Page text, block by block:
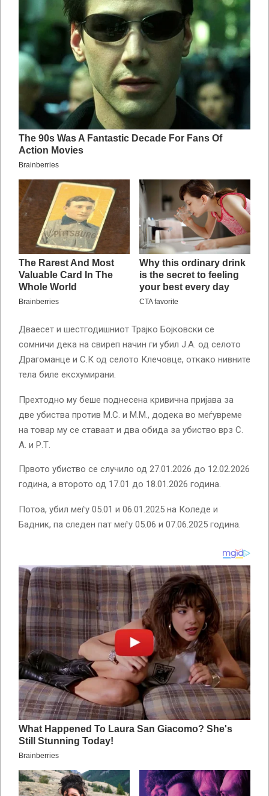
Дваесет и шестгодишниот Трајко Бојковски се
сомничи дека на свиреп начин ги убил Ј.А. од селото
Драгоманце и С.К од селото Клечовце, откако нивните
тела биле ексхумирани.
Прехтодно му беше поднесена кривична пријава за
две убиства против М.С. и М.М., додека во меѓувреме
на товар му се ставаат и два обида за убиство врз С.
А. и Р.Т.
Првото убиство се случило од 27.01.2026 до 12.02.2026
година, а второто од 17.01 до 18.01.2026 година.
Потоа, убил меѓу 05.01 и 06.01.2025 на Коледе и
Бадник, па следен пат меѓу 05.06 и 07.06.2025 година.